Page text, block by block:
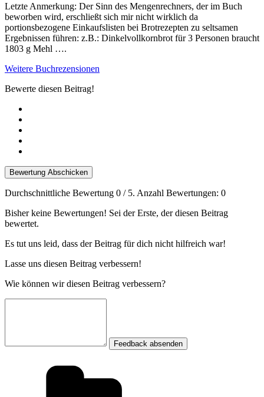
Letzte Anmerkung: Der Sinn des Mengenrechners, der im Buch
beworben wird, erschließt sich mir nicht wirklich da
portionsbezogene Einkaufslisten bei Brotrezepten zu seltsamen
Ergebnissen führen: z.B.: Dinkelvollkornbrot für 3 Personen braucht
1803 g Mehl ….
Weitere Buchrezensionen
Bewerte diesen Beitrag!
Bewertung Abschicken
Durchschnittliche Bewertung 0 / 5. Anzahl Bewertungen: 0
Bisher keine Bewertungen! Sei der Erste, der diesen Beitrag
bewertet.
Es tut uns leid, dass der Beitrag für dich nicht hilfreich war!
Lasse uns diesen Beitrag verbessern!
Wie können wir diesen Beitrag verbessern?
Feedback absenden